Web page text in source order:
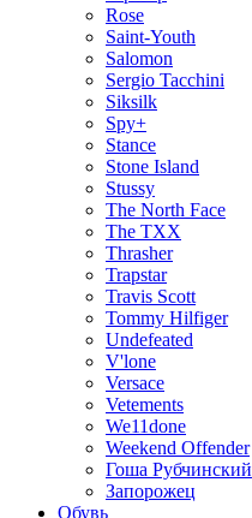
Rose
Saint-Youth
Salomon
Sergio Tacchini
Siksilk
Spy+
Stance
Stone Island
Stussy
The North Face
The TXX
Thrasher
Trapstar
Travis Scott
Tommy Hilfiger
Undefeated
V'lone
Versace
Vetements
We11done
Weekend Offender
Гоша Рубчинский
Запорожец
Обувь